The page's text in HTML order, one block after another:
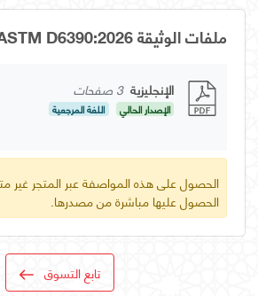
ملفات الوثيقة GSO ASTM D6390:2026
الإنجليزية 3 صفحات
الإصدار الحالي اللغة المرجعية
الحصول على هذه المواصفة عبر المتجر غير
الحصول عليها مباشرة من مصدرها.
تابع التسوق